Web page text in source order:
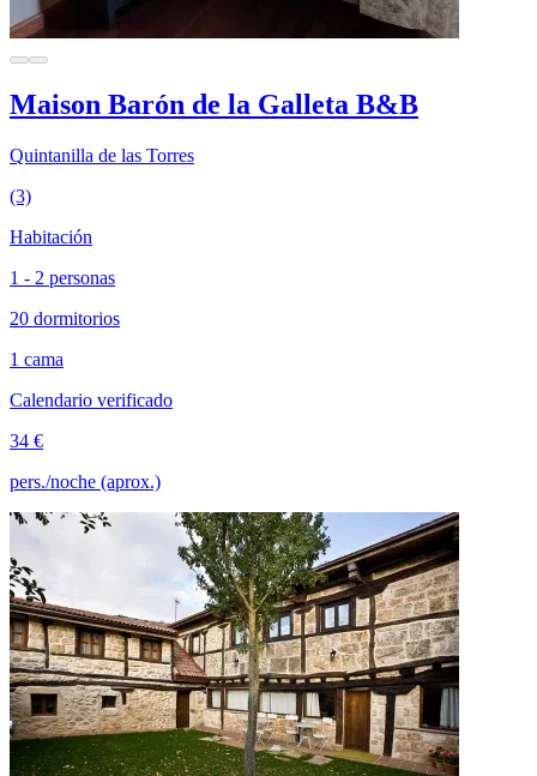
Maison Barón de la Galleta B&B
Quintanilla de las Torres
(3)
Habitación
1 - 2 personas
20 dormitorios
1 cama
Calendario verificado
34 €
pers./noche (aprox.)